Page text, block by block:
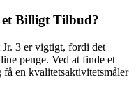
Billigt Tilbud?
3 er vigtigt, fordi det
penge. Ved at finde et
få en kvalitetsaktivitetsmåler